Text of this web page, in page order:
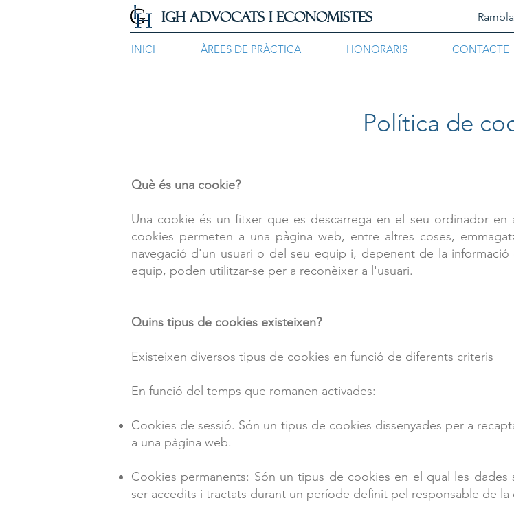
IGH ADVOCATS I ECONOMISTES
INICI ÀREES DE PRÀCTICA HONORARIS CONTACTE
Política de
Què és una cookie?
Una cookie és un fitxer que es descarrega en el seu ordinador en
cookies permeten a una pàgina web, entre altres coses,
navegació d'un usuari o del seu equip i, depenent de la
equip, poden utilitzar-se per a reconèixer a l'usuari.
Quins tipus de cookies existeixen?
Existeixen diversos tipus de cookies en funció de diferents criteris
En funció del temps que romanen activades:
Cookies de sessió. Són un tipus de cookies dissenyades per a
a una pàgina web.
Cookies permanents: Són un tipus de cookies en el qual les
ser accedits i tractats durant un període definit pel responsable de la